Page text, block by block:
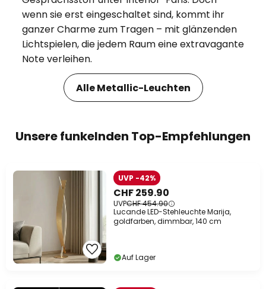
wenn sie erst eingeschaltet sind, kommt ihr
ganzer Charme zum Tragen – mit glänzenden
Lichtspielen, die jedem Raum eine extravagante
Note verleihen.
Alle Metallic-Leuchten
Unsere funkelnden Top-Empfehlungen
CHF 259.90
UVPCHF 454.90
UVP -42%
Lucande LED-Stehleuchte Marija,
goldfarben, dimmbar, 140 cm
Auf Lager